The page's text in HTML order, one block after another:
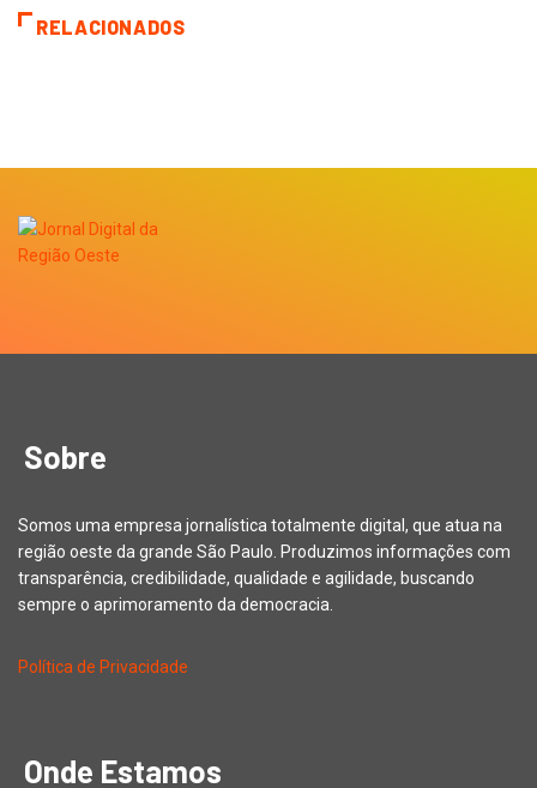
RELACIONADOS
Sobre
Somos uma empresa jornalística totalmente digital, que atua na
região oeste da grande São Paulo. Produzimos informações com
transparência, credibilidade, qualidade e agilidade, buscando
sempre o aprimoramento da democracia.
Política de Privacidade
Onde Estamos